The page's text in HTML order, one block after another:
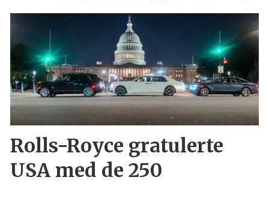
Rolls-Royce gratulerte
USA med de 250